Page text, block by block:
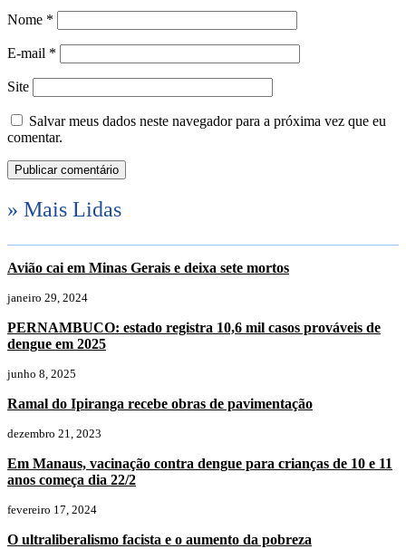
Nome *
E-mail *
Site
Salvar meus dados neste navegador para a próxima vez que eu
comentar.
» Mais Lidas
Avião cai em Minas Gerais e deixa sete mortos
janeiro 29, 2024
PERNAMBUCO: estado registra 10,6 mil casos prováveis de
dengue em 2025
junho 8, 2025
Ramal do Ipiranga recebe obras de pavimentação
dezembro 21, 2023
Em Manaus, vacinação contra dengue para crianças de 10 e 11
anos começa dia 22/2
fevereiro 17, 2024
O ultraliberalismo facista e o aumento da pobreza